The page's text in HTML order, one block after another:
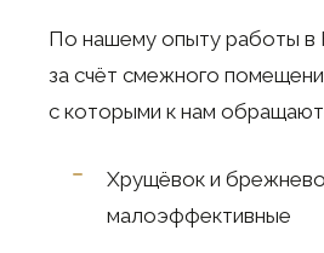
По нашему опыту работы
за счёт смежного
с которыми к нам
Хрущёвок и
малоэффективные